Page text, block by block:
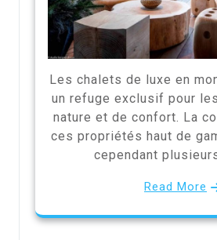
Les chalets de luxe en
un refuge exclusif pour
nature et de confort. La
ces propriétés haut de
cependant
Read More